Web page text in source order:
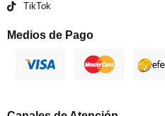
TikTok
Medios de Pago